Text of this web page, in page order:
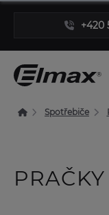
+420
Spotřebiče